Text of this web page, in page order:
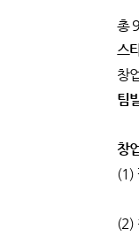
총
스
창
팀
창
(1)
(2)